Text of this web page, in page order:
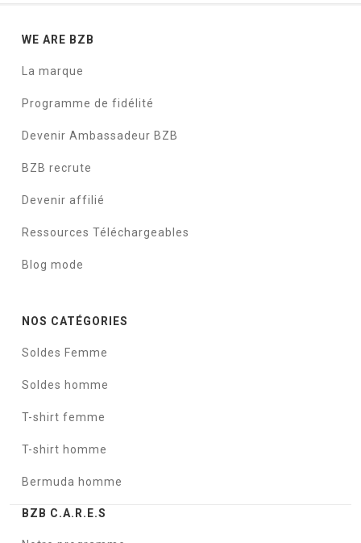
WE ARE BZB
La marque
Programme de fidélité
Devenir Ambassadeur BZB
BZB recrute
Devenir affilié
Ressources Téléchargeables
Blog mode
NOS CATÉGORIES
Soldes Femme
Soldes homme
T-shirt femme
T-shirt homme
Bermuda homme
BZB C.A.R.E.S